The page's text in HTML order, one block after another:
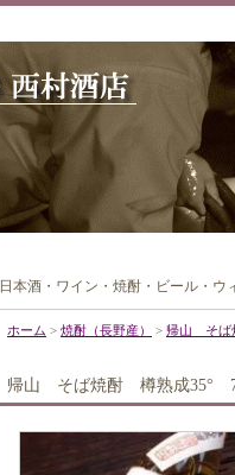
本酒・ワイン・焼酎・ビール・
ホーム > 焼酎（長野産） > 帰山 そば
帰山 そば焼酎 樽熟成35°